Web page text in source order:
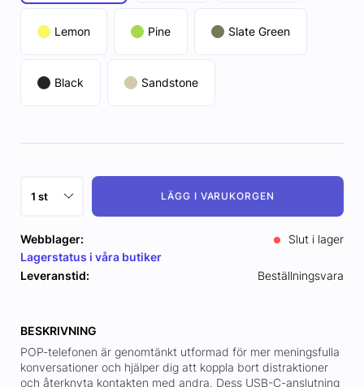
Lemon Pine Slate Green
Black Sandstone
LÄGG I VARUKORGEN
Webblager:
Slut i lager
Lagerstatus i våra butiker
Leveranstid:
Beställningsvara
BESKRIVNING
POP-telefonen är genomtänkt utformad för mer meningsfulla
konversationer och hjälper dig att koppla bort distraktioner
och återknyta kontakten med andra. Dess USB-C-anslutning